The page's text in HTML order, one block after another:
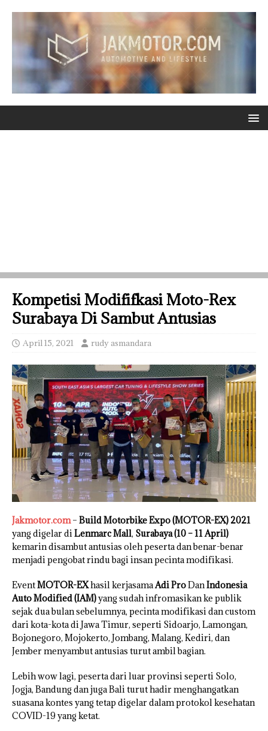
Kompetisi Modififkasi Moto-Rex
Surabaya Di Sambut Antusias
April 15, 2021 rudy asmandara
Jakmotor.com– Build Motorbike Expo (MOTOR-EX) 2021
yang digelar diLenmarc Mall, Surabaya (10 – 11 April)
kemarin disambut antusias oleh peserta dan benar-benar
menjadi pengobat rindu bagi insan pecinta modifikasi.
EventMOTOR-EXhasil kerjasamaAdi ProDanIndonesia
Auto Modified (IAM)yang sudah infromasikan ke publik
sejak dua bulan sebelumnya, pecinta modifikasi dan custom
dari kota-kota di Jawa Timur, seperti Sidoarjo, Lamongan,
Bojonegoro, Mojokerto, Jombang, Malang, Kediri, dan
Jember menyambut antusias turut ambil bagian.
Lebih wow lagi, peserta dari luar provinsi seperti Solo,
Jogja, Bandung dan juga Bali turut hadir menghangatkan
suasana kontes yang tetap digelar dalam protokol kesehatan
COVID-19 yang ketat.